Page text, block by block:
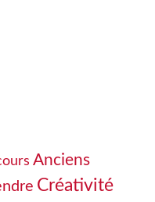
Anciens
Créativité